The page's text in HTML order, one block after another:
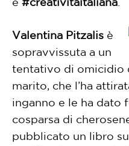
Valentina Pitzalis è
sopravvissuta a un
tentativo di omicidio
marito, che l’ha
inganno e le ha dato
cosparsa di
pubblicato un libro